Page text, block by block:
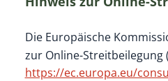
Die Europäische
zur Online-Streitbeilegung
https://ec.europa.eu/